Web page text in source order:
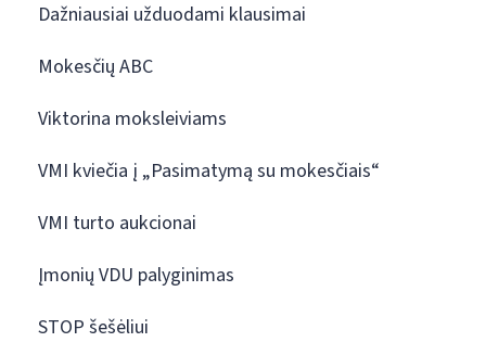
Dažniausiai užduodami klausimai
Mokesčių ABC
Viktorina moksleiviams
VMI kviečia į „Pasimatymą su mokesčiais“
VMI turto aukcionai
Įmonių VDU palyginimas
STOP šešėliui